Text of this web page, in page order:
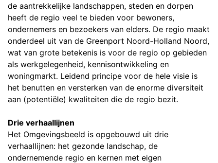
de aantrekkelijke landschappen, steden en dorpen
heeft de regio veel te bieden voor bewoners,
ondernemers en bezoekers van elders. De regio maakt
onderdeel uit van de Greenport Noord-Holland Noord,
wat van grote betekenis is voor de regio op gebieden
als werkgelegenheid, kennisontwikkeling en
woningmarkt. Leidend principe voor de hele visie is
het benutten en versterken van de enorme diversiteit
aan (potentiële) kwaliteiten die de regio bezit.
Drie verhaallijnen
Het Omgevingsbeeld is opgebouwd uit drie
verhaallijnen: het gezonde landschap, de
ondernemende regio en kernen met eigen